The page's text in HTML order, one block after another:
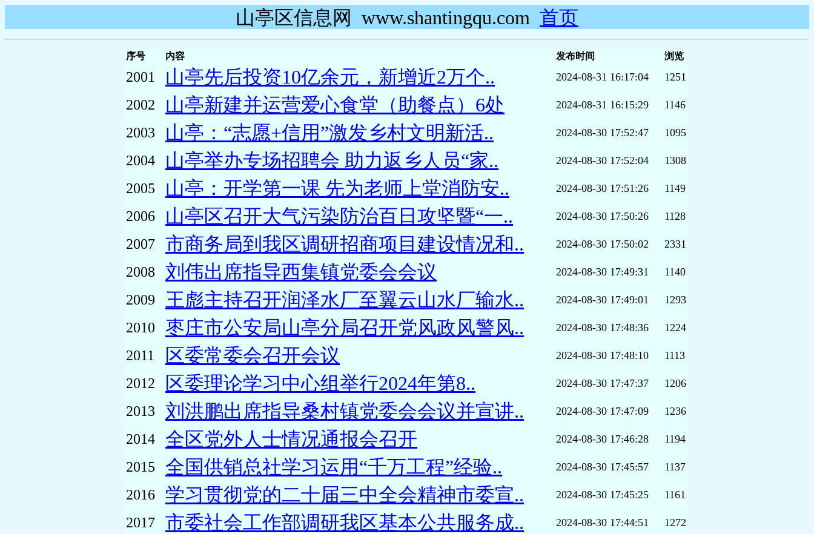
山亭区信息网 www.shantingqu.com 首页
序号 内容 发布时间 浏览
2001 山亭先后投资10亿余元，新增近2万个.. 2024-08-31 16:17:04 1251
2002 山亭新建并运营爱心食堂（助餐点）6处 2024-08-31 16:15:29 1146
2003 山亭：“志愿+信用”激发乡村文明新活.. 2024-08-30 17:52:47 1095
2004 山亭举办专场招聘会 助力返乡人员“家.. 2024-08-30 17:52:04 1308
2005 山亭：开学第一课 先为老师上堂消防安.. 2024-08-30 17:51:26 1149
2006 山亭区召开大气污染防治百日攻坚暨“一.. 2024-08-30 17:50:26 1128
2007 市商务局到我区调研招商项目建设情况和.. 2024-08-30 17:50:02 2331
2008 刘伟出席指导西集镇党委会会议 2024-08-30 17:49:31 1140
2009 王彪主持召开润泽水厂至翼云山水厂输水.. 2024-08-30 17:49:01 1293
2010 枣庄市公安局山亭分局召开党风政风警风.. 2024-08-30 17:48:36 1224
2011 区委常委会召开会议 2024-08-30 17:48:10 1113
2012 区委理论学习中心组举行2024年第8.. 2024-08-30 17:47:37 1206
2013 刘洪鹏出席指导桑村镇党委会会议并宣讲.. 2024-08-30 17:47:09 1236
2014 全区党外人士情况通报会召开 2024-08-30 17:46:28 1194
2015 全国供销总社学习运用“千万工程”经验.. 2024-08-30 17:45:57 1137
2016 学习贯彻党的二十届三中全会精神市委宣.. 2024-08-30 17:45:25 1161
2017 市委社会工作部调研我区基本公共服务成.. 2024-08-30 17:44:51 1272